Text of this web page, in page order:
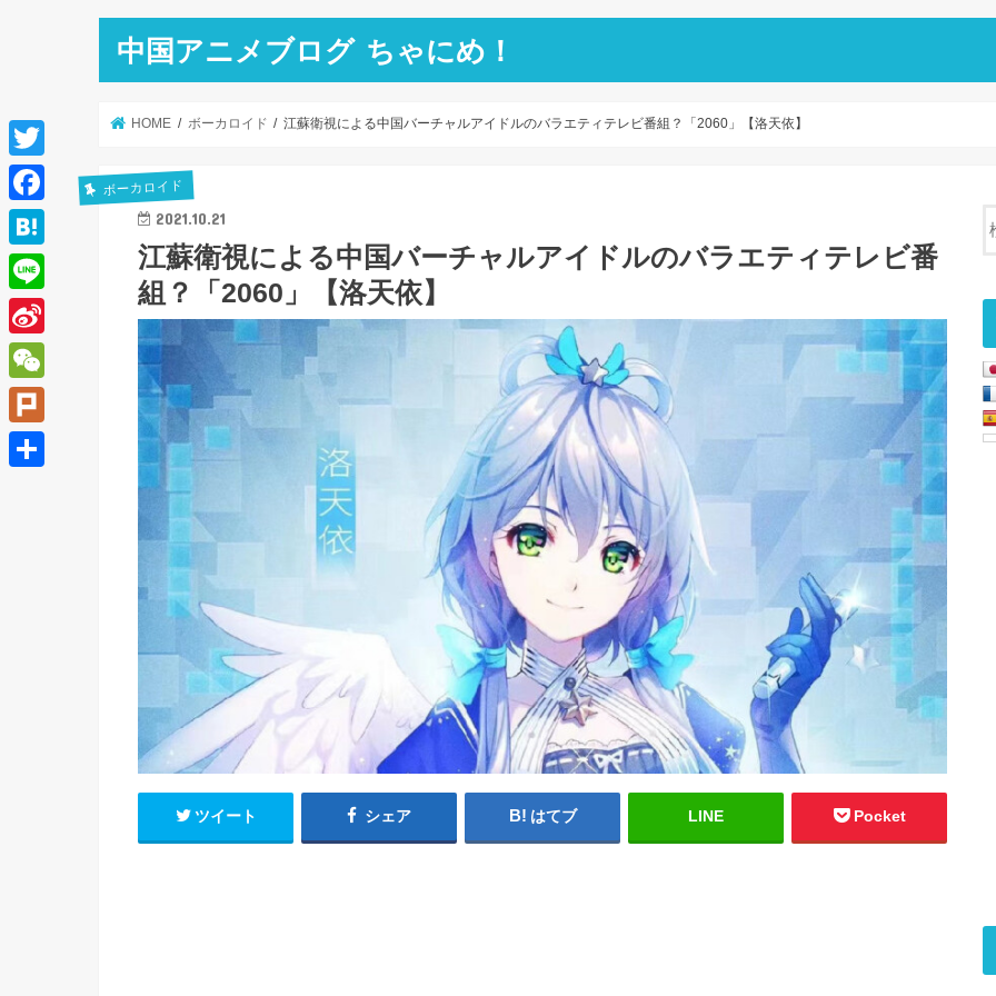
中国アニメブログ ちゃにめ！
HOME ボーカロイド 江蘇衛視による中国バーチャルアイドルのバラエティテレビ番組？「2060」【洛天依】
ボーカロイド
2021.10.21
江蘇衛視による中国バーチャルアイドルのバラエティテレビ番
組？「2060」【洛天依】
ツイート シェア はてブ LINE Pocket
T
w
i
t
e
r
F
a
c
e
b
o
o
k
H
a
t
e
a
L
i
n
e
S
i
n
a
W
e
C
P